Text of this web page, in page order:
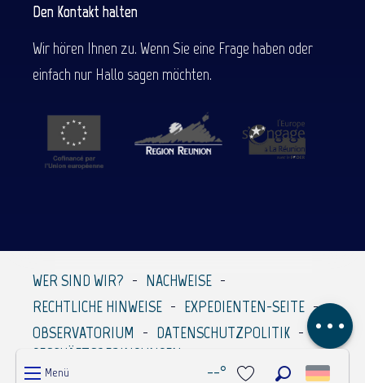
Menü --°
Beschreibung
Kommentare
Den Kontakt halten
Wir hören Ihnen zu. Wenn Sie eine Frage haben oder
einfach nur Hallo sagen möchten.
WER SIND WIR?
NACHWEISE
RECHTLICHE HINWEISE
EXPEDIENTEN-SEITE
OBSERVATORIUM
DATENSCHUTZPOLITIK
GESCHÄFTSBEDINGUNGEN